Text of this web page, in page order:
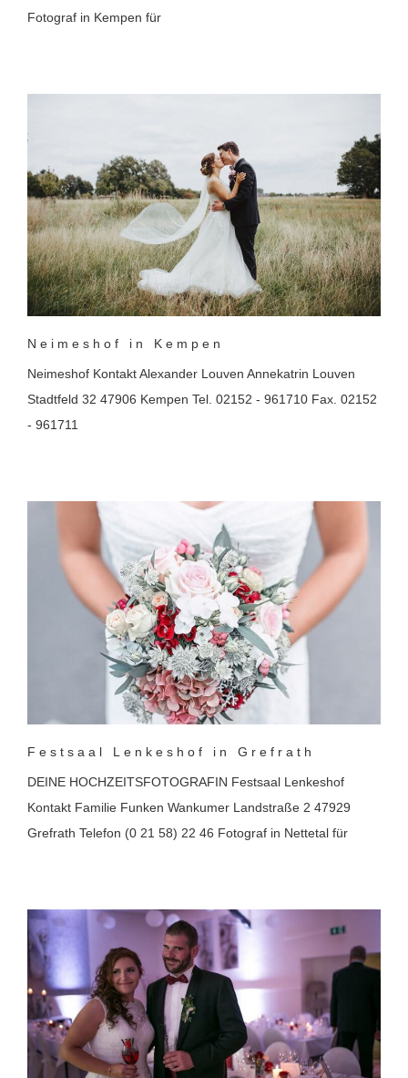
Fotograf in Kempen für
Neimeshof in Kempen
Neimeshof Kontakt Alexander Louven Annekatrin Louven
Stadtfeld 32 47906 Kempen Tel. 02152 - 961710 Fax. 02152
- 961711
Festsaal Lenkeshof in Grefrath
DEINE HOCHZEITSFOTOGRAFIN Festsaal Lenkeshof
Kontakt Familie Funken Wankumer Landstraße 2 47929
Grefrath Telefon (0 21 58) 22 46 Fotograf in Nettetal für